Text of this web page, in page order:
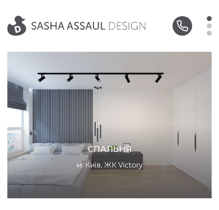
СПАЛЬНЯ
м. Київ, ЖК Victory